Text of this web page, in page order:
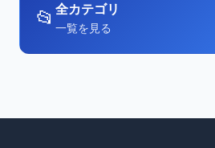
📂 全カテゴリ
一覧を見る